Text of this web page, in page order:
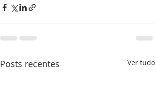
Posts recentes Ver tudo